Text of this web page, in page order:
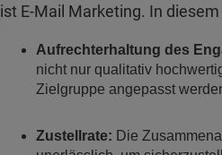
ist E-Mail Marketing. In
Aufrechterhaltung des
nicht nur qualitativ
Zielgruppe angepasst
Zustellrate: Die